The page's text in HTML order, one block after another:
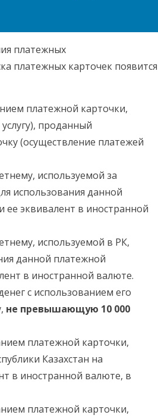
платежных
платежных карточек появится
платежной карточки,
проданный
(осуществление платежей
используемой за
использования данной
ее эквивалент в иностранной
используемой в РК,
данной платежной
в иностранной валюте.
с использованием его
не превышающую 10 000
платежной карточки,
Казахстан на
в иностранной валюте, в
платежной карточки,